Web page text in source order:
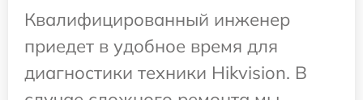
Квалифицированный инженер
приедет в удобное время для
диагностики техники Hikvision. В